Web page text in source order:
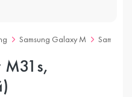
Samsung Galaxy M
M31s,